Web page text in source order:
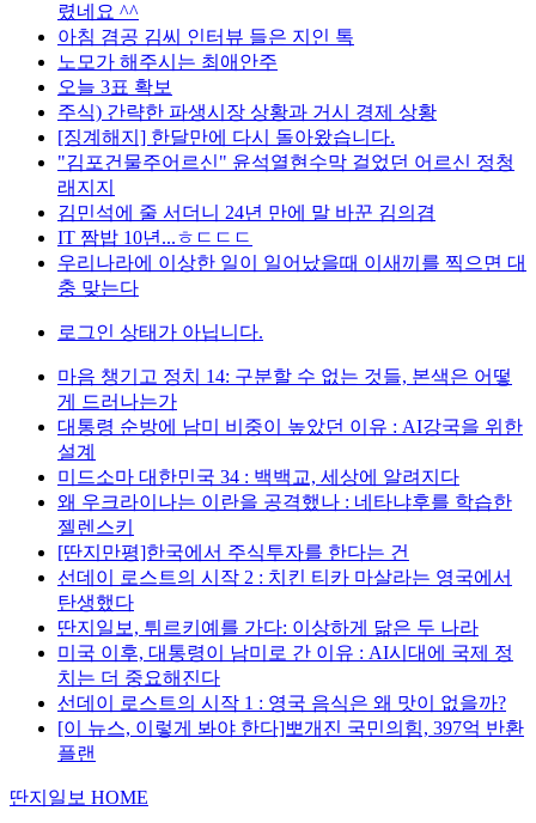
렸네요 ^^
아침 겸공 김씨 인터뷰 들은 지인 톡
노모가 해주시는 최애안주
오늘 3표 확보
주식) 간략한 파생시장 상황과 거시 경제 상황
[징계해지] 한달만에 다시 돌아왔습니다.
"김포건물주어르신" 윤석열현수막 걸었던 어르신 정청
래지지
김민석에 줄 서더니 24년 만에 말 바꾼 김의겸
IT 짬밥 10년...ㅎㄷㄷㄷ
우리나라에 이상한 일이 일어났을때 이새끼를 찍으면 대
충 맞는다
로그인 상태가 아닙니다.
마음 챙기고 정치 14: 구분할 수 없는 것들, 본색은 어떻
게 드러나는가
대통령 순방에 남미 비중이 높았던 이유 : AI강국을 위한
설계
미드소마 대한민국 34 : 백백교, 세상에 알려지다
왜 우크라이나는 이란을 공격했나 : 네타냐후를 학습한
젤렌스키
[딴지만평]한국에서 주식투자를 한다는 건
선데이 로스트의 시작 2 : 치킨 티카 마살라는 영국에서
탄생했다
딴지일보, 튀르키예를 가다: 이상하게 닮은 두 나라
미국 이후, 대통령이 남미로 간 이유 : AI시대에 국제 정
치는 더 중요해진다
선데이 로스트의 시작 1 : 영국 음식은 왜 맛이 없을까?
[이 뉴스, 이렇게 봐야 한다]뽀개진 국민의힘, 397억 반환
플랜
딴지일보 HOME